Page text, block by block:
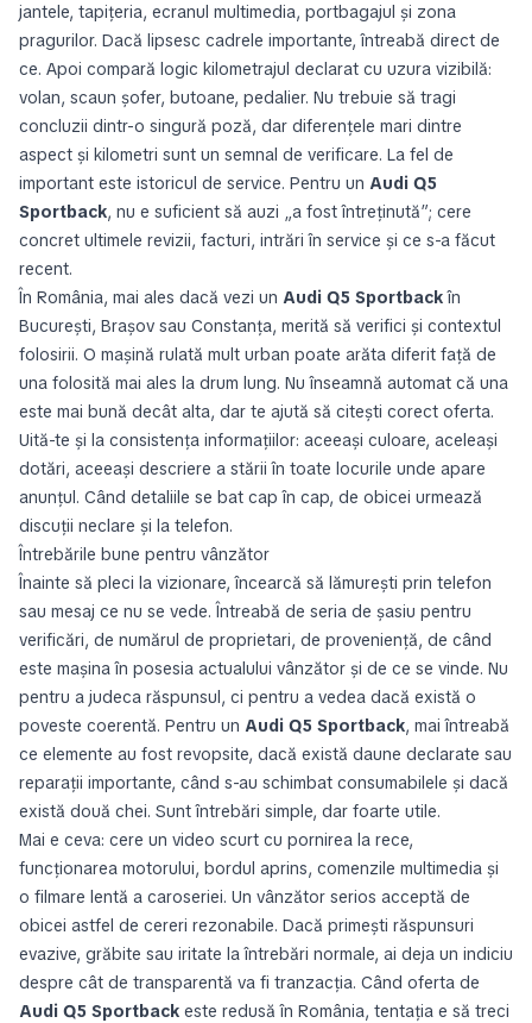
jantele, tapițeria, ecranul multimedia, portbagajul și zona
pragurilor. Dacă lipsesc cadrele importante, întreabă direct de
ce. Apoi compară logic kilometrajul declarat cu uzura vizibilă:
volan, scaun șofer, butoane, pedalier. Nu trebuie să tragi
concluzii dintr-o singură poză, dar diferențele mari dintre
aspect și kilometri sunt un semnal de verificare. La fel de
important este istoricul de service. Pentru un Audi Q5
Sportback, nu e suficient să auzi „a fost întreținută”; cere
concret ultimele revizii, facturi, intrări în service și ce s-a făcut
recent.
În România, mai ales dacă vezi un Audi Q5 Sportbackîn
București, Brașov sau Constanța, merită să verifici și contextul
folosirii. O mașină rulată mult urban poate arăta diferit față de
una folosită mai ales la drum lung. Nu înseamnă automat că una
este mai bună decât alta, dar te ajută să citești corect oferta.
Uită-te și la consistența informațiilor: aceeași culoare, aceleași
dotări, aceeași descriere a stării în toate locurile unde apare
anunțul. Când detaliile se bat cap în cap, de obicei urmează
discuții neclare și la telefon.
Întrebările bune pentru vânzător
Înainte să pleci la vizionare, încearcă să lămurești prin telefon
sau mesaj ce nu se vede. Întreabă de seria de șasiu pentru
verificări, de numărul de proprietari, de proveniență, de când
este mașina în posesia actualului vânzător și de ce se vinde. Nu
pentru a judeca răspunsul, ci pentru a vedea dacă există o
poveste coerentă. Pentru un Audi Q5 Sportback, mai întreabă
ce elemente au fost revopsite, dacă există daune declarate sau
reparații importante, când s-au schimbat consumabilele și dacă
există două chei. Sunt întrebări simple, dar foarte utile.
Mai e ceva: cere un video scurt cu pornirea la rece,
funcționarea motorului, bordul aprins, comenzile multimedia și
o filmare lentă a caroseriei. Un vânzător serios acceptă de
obicei astfel de cereri rezonabile. Dacă primești răspunsuri
evazive, grăbite sau iritate la întrebări normale, ai deja un indiciu
despre cât de transparentă va fi tranzacția. Când oferta de
Audi Q5 Sportback este redusă în România, tentația e să treci